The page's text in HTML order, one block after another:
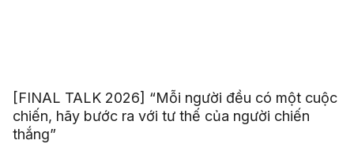
[FINAL TALK 2026] “Mỗi người đều có một cuộc
chiến, hãy bước ra với tư thế của người chiến
thắng”